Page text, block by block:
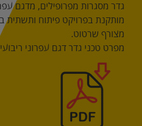
גדר מסגרות מפרופילים, מדגם
מותקנת בפרויקט פיתוח ותשתית
מצורף שרטוט.
מפרט טכני גדר דגם עפרוני